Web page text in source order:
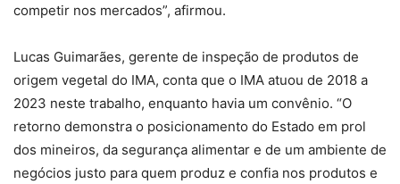
competir nos mercados”, afirmou.
Lucas Guimarães, gerente de inspeção de produtos de
origem vegetal do IMA, conta que o IMA atuou de 2018 a
2023 neste trabalho, enquanto havia um convênio. “O
retorno demonstra o posicionamento do Estado em prol
dos mineiros, da segurança alimentar e de um ambiente de
negócios justo para quem produz e confia nos produtos e